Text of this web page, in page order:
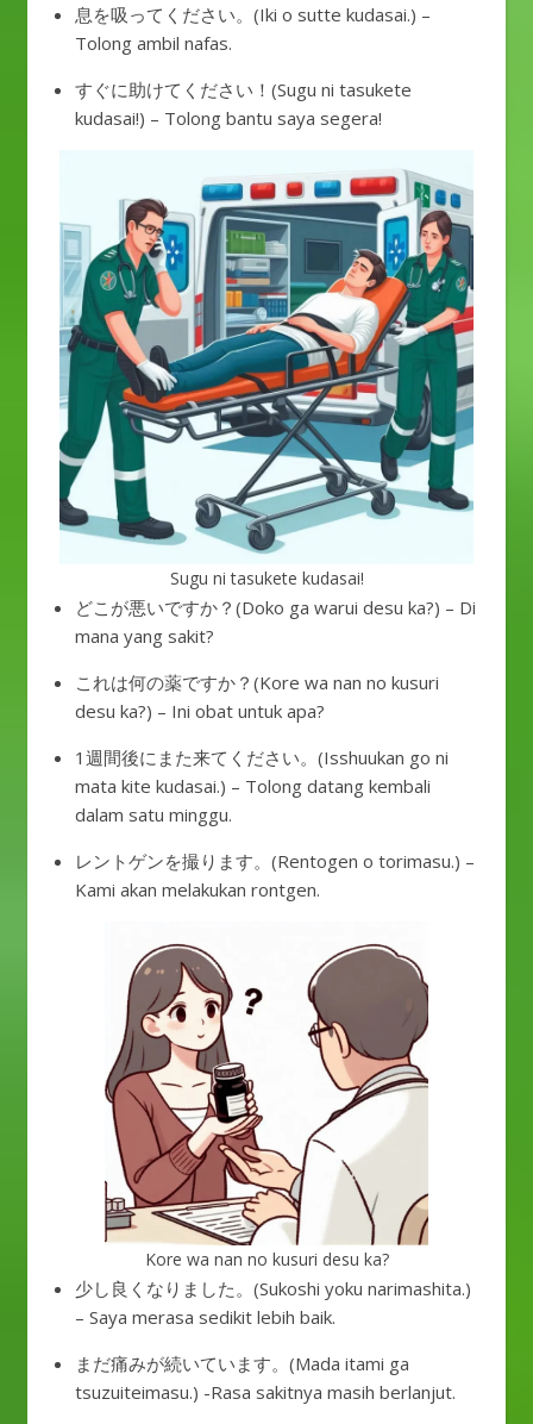
息を吸ってください。(Iki o sutte kudasai.) –
Tolong ambil nafas.
すぐに助けてください！(Sugu ni tasukete
kudasai!) – Tolong bantu saya segera!
Sugu ni tasukete kudasai!
どこが悪いですか？(Doko ga warui desu ka?) – Di
mana yang sakit?
これは何の薬ですか？(Kore wa nan no kusuri
desu ka?) – Ini obat untuk apa?
1週間後にまた来てください。(Isshuukan go ni
mata kite kudasai.) – Tolong datang kembali
dalam satu minggu.
レントゲンを撮ります。(Rentogen o torimasu.) –
Kami akan melakukan rontgen.
Kore wa nan no kusuri desu ka?
少し良くなりました。(Sukoshi yoku narimashita.)
– Saya merasa sedikit lebih baik.
まだ痛みが続いています。(Mada itami ga
tsuzuiteimasu.) -Rasa sakitnya masih berlanjut.